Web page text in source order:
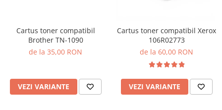
Cartus toner compatibil
Brother TN-1090
de la 35,00 RON
VEZI VARIANTE
Cartus toner compatibil Xerox
106R02773
de la 60,00 RON
VEZI VARIANTE